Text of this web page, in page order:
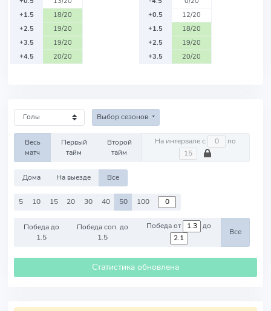
+1.5
18/20
+2.5
19/20
+3.5
19/20
+4.5
20/20
+0.5
12/20
+1.5
18/20
+2.5
19/20
+3.5
20/20
Выбор сезонов
Весь
матч
Первый
тайм
Второй
тайм
На интервале с по
Дома На выезде Все
5 10 15 20 30 40 50 100
Победа до
1.5
Победа соп. до
1.5
Победа от до
Все
Статистика обновлена